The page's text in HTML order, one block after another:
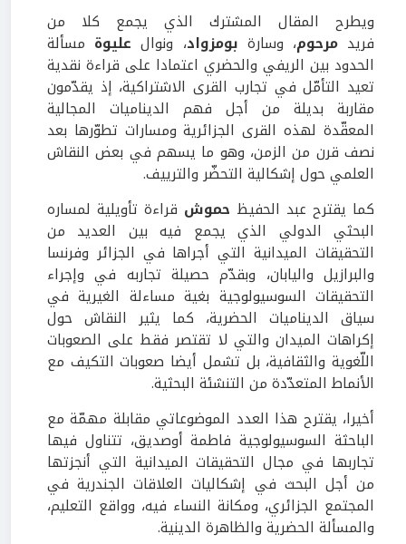
ويطرح المقال المشترك الذي يجمع كلا من
فريدمرحوم، وسارة بومزواد، ونوال عليوة مسألة
الحدود بين الريفي والحضري اعتمادا على قراءة نقدية
تعيد التأمّل في تجارب القرى الاشتراكية، إذ يقدّمون
مقاربة بديلة من أجل فهم الديناميات المجالية
المعقّدة لهذه القرى الجزائرية ومسارات تطوّرها بعد
نصف قرن من الزمن، وهو ما يسهم في بعض النقاش
العلمي حول إشكالية التحضّر والترييف.
كما يقترح عبد الحفيظ حموش قراءة تأويلية لمساره
البحثي الدولي الذي يجمع فيه بين العديد من
التحقيقات الميدانية التي أجراها في الجزائر وفرنسا
والبرازيل واليابان، وبقدّم حصيلة تجاربه في وإجراء
التحقيقات السوسيولوجية بغية مساءلة الغيرية في
سياق الديناميات الحضرية، كما يثير النقاش حول
إكراهات الميدان والتي لا تقتصر فقط على الصعوبات
اللّغوية والثقافية، بل تشمل أيضا صعوبات التكيف مع
الأنماط المتعدّدة من التنشئة البحثية.
أخيرا، يقترح هذا العدد الموضوعاتي مقابلة مهمّة مع
الباحثة السوسيولوجية فاطمة أوصديق، تتناول فيها
تجاربها في مجال التحقيقات الميدانية التي أنجزتها
من أجل البحث في إشكاليات العلاقات الجندرية في
المجتمع الجزائري، ومكانة النساء فيه، وواقع التعليم،
والمسألة الحضرية والظاهرة الدينية.